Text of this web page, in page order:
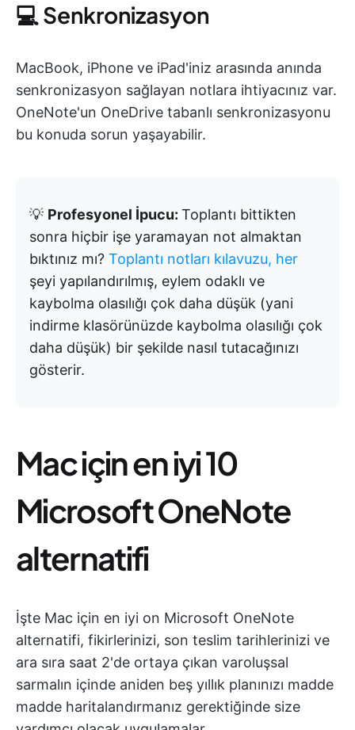
💻 Senkronizasyon
MacBook, iPhone ve iPad'iniz arasında anında
senkronizasyon sağlayan notlara ihtiyacınız var.
OneNote'un OneDrive tabanlı senkronizasyonu
bu konuda sorun yaşayabilir.
💡 Profesyonel İpucu: Toplantı bittikten
sonra hiçbir işe yaramayan not almaktan
bıktınız mı? Toplantı notları kılavuzu, her
şeyi yapılandırılmış, eylem odaklı ve
kaybolma olasılığı çok daha düşük (yani
indirme klasörünüzde kaybolma olasılığı çok
daha düşük) bir şekilde nasıl tutacağınızı
gösterir.
Mac için en iyi 10
Microsoft OneNote
alternatifi
İşte Mac için en iyi on Microsoft OneNote
alternatifi, fikirlerinizi, son teslim tarihlerinizi ve
ara sıra saat 2'de ortaya çıkan varoluşsal
sarmalın içinde aniden beş yıllık planınızı madde
madde haritalandırmanız gerektiğinde size